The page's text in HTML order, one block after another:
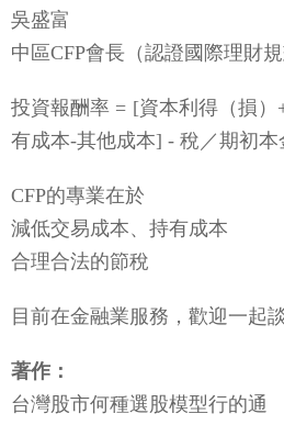
吳盛富
中區CFP會長（認證國際理財規
投資報酬率 = [資本利得（損
有成本-其他成本] - 稅／期初本
CFP的專業在於
減低交易成本、持有成本
合理合法的節稅
目前在金融業服務，歡迎一起
著作：
台灣股市何種選股模型行的通